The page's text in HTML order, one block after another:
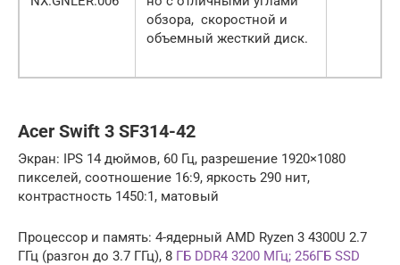
обзора, скоростной и
объемный жесткий диск.
Acer Swift 3 SF314-42
Экран: IPS 14 дюймов, 60 Гц, разрешение 1920×1080
пикселей, соотношение 16:9, яркость 290 нит,
контрастность 1450:1, матовый
Процессор и память: 4-ядерный AMD Ryzen 3 4300U 2.7
ГГц (разгон до 3.7 ГГц), 8 ГБ DDR4 3200 МГц; 256ГБ SSD